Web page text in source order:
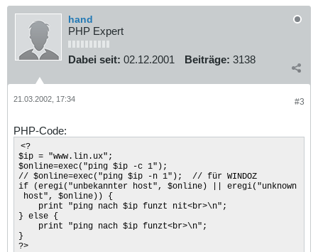
hand
PHP Expert
Dabei seit: 02.12.2001 Beiträge: 3138
#3
21.03.2002, 17:34
PHP-Code:
<?
$ip = "www.lin.ux";
$online=exec("ping $ip -c 1");
// $online=exec("ping $ip -n 1"); // für WINDOZ
if (eregi("unbekannter host", $online) || eregi("unknown
host", $online)) {
print "ping nach $ip funzt nit<br>\n";
} else {
print "ping nach $ip funzt<br>\n";
}
?>